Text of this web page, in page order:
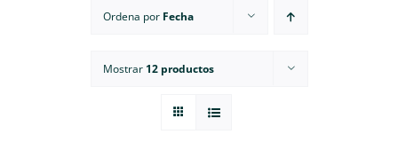
Ordena por Fecha
Mostrar 12 productos